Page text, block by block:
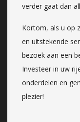
verder gaat dan
Kortom, als u op
en uitstekende
bezoek aan een
Investeer in uw
onderdelen en
plezier!